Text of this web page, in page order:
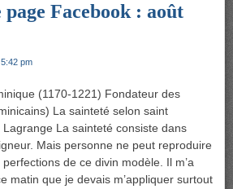
Facebook : août
pm
(1170-1221) Fondateur des
La sainteté selon saint
La sainteté consiste dans
Mais personne ne peut reproduire
de ce divin modèle. Il m’a
matin que je devais m’appliquer surtout